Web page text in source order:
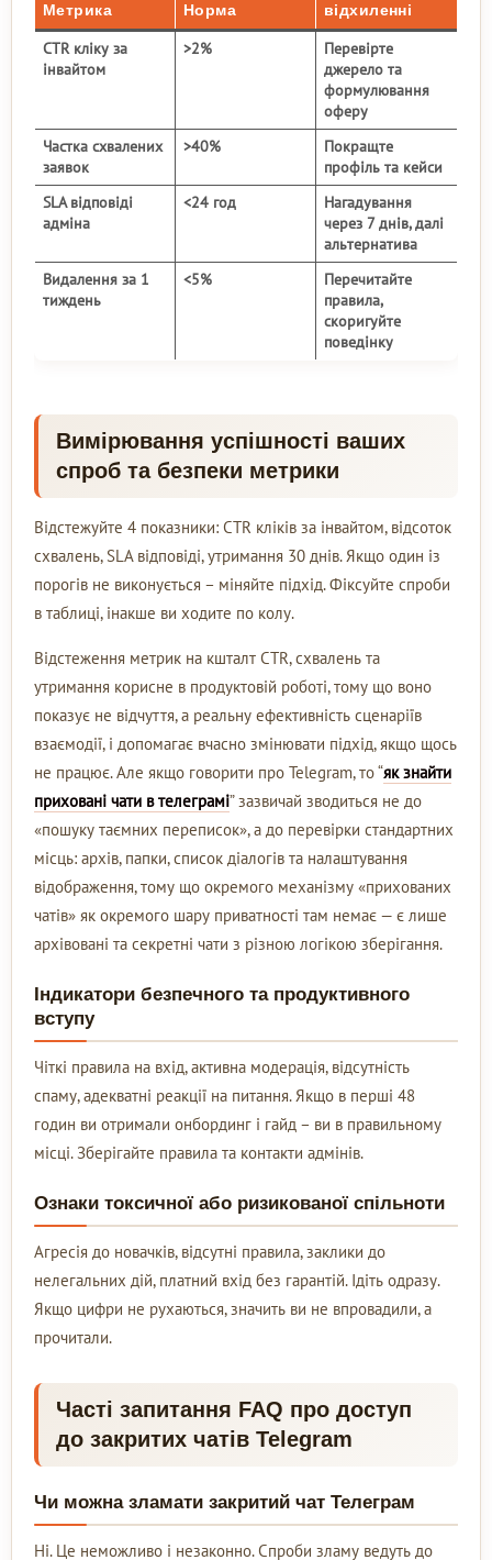
Метрика Норма
відхиленні
CTR кліку за
інвайтом
>2%
Перевірте
джерело та
формулювання
оферу
Частка схвалених
заявок
>40%
Покращте
профіль та кейси
SLA відповіді
адміна
<24 год
Нагадування
через 7 днів, далі
альтернатива
Видалення за 1
тиждень
<5%
Перечитайте
правила,
скоригуйте
поведінку
Вимірювання успішності ваших
спроб та безпеки метрики
Відстежуйте 4 показники: CTR кліків за інвайтом, відсоток
схвалень, SLA відповіді, утримання 30 днів. Якщо один із
порогів не виконується – міняйте підхід. Фіксуйте спроби
в таблиці, інакше ви ходите по колу.
Відстеження метрик на кшталт CTR, схвалень та
утримання корисне в продуктовій роботі, тому що воно
показує не відчуття, а реальну ефективність сценаріїв
взаємодії, і допомагає вчасно змінювати підхід, якщо щось
не працює. Але якщо говорити про Telegram, то “як знайти
приховані чати в телеграмі” зазвичай зводиться не до
«пошуку таємних переписок», а до перевірки стандартних
місць: архів, папки, список діалогів та налаштування
відображення, тому що окремого механізму «прихованих
чатів» як окремого шару приватності там немає — є лише
архівовані та секретні чати з різною логікою зберігання.
Індикатори безпечного та продуктивного
вступу
Чіткі правила на вхід, активна модерація, відсутність
спаму, адекватні реакції на питання. Якщо в перші 48
годин ви отримали онбординг і гайд – ви в правильному
місці. Зберігайте правила та контакти адмінів.
Ознаки токсичної або ризикованої спільноти
Агресія до новачків, відсутні правила, заклики до
нелегальних дій, платний вхід без гарантій. Ідіть одразу.
Якщо цифри не рухаються, значить ви не впровадили, а
прочитали.
Часті запитання FAQ про доступ
до закритих чатів Telegram
Чи можна зламати закритий чат Телеграм
Ні. Це неможливо і незаконно. Спроби зламу ведуть до